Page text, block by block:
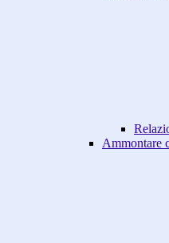
Ammontare